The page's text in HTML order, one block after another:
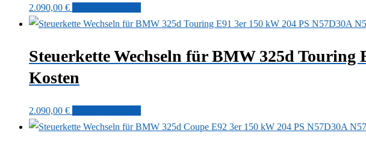
2.090,00 €
Steuerkette Wechseln für BMW 325d Touring
Kosten
2.090,00 €